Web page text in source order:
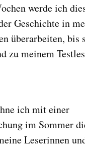
werde ich
Geschichte in
überarbeiten, bis
zu meinem
ich mit einer
im Sommer
Leserinnen